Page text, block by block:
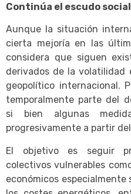
Continúa el escudo
Aunque la situación
cierta mejoría en las
considera que siguen
derivados de la
geopolítico internacional.
temporalmente parte del
si bien algunas
progresivamente a partir
El objetivo es seguir
colectivos vulnerables
económicos